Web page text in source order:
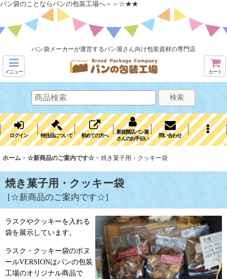
パン袋のことならパンの包装工場へ～～☆★★
パン袋メーカーが運営するパン屋さん向け包装資材の専門店
メニュー カート
検索
ログイン 特注品について 初めての方へ
新規開店パン屋
さんのお手伝い
問い合わせ
ホーム > ☆新商品のご案内です☆ > 焼き菓子用・クッキー袋
焼き菓子用・クッキー袋
[☆新商品のご案内です☆]
ラスクやクッキーを入れる
袋を展示しています。
ラスク・クッキー袋のボヌ
ールVERSIONはパンの包装
工場のオリジナル商品で